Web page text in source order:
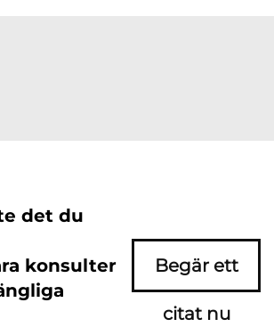
det du
konsulter
Begär ett
citat nu